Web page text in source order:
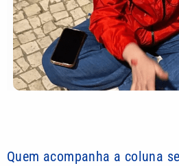
Quem acompanha a coluna